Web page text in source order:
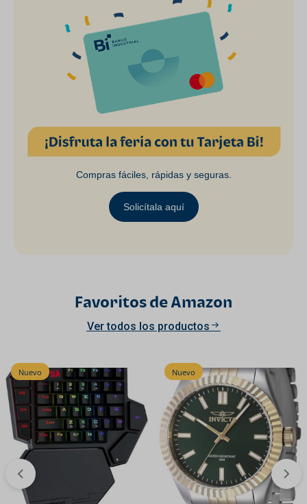
Compras fáciles, rápidas y seguras.
Solicítala aquí
Favoritos de Amazon
Ver todos los productos
Nuevo Nuevo